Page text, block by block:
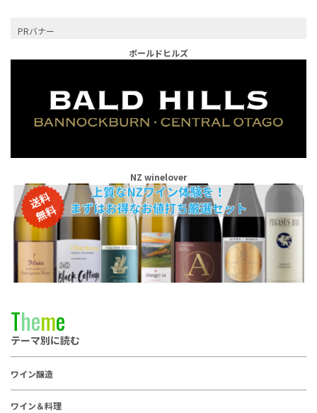
PRバナー
ボールドヒルズ
NZ winelover
Theme
テーマ別に読む
ワイン醸造
ワイン＆料理